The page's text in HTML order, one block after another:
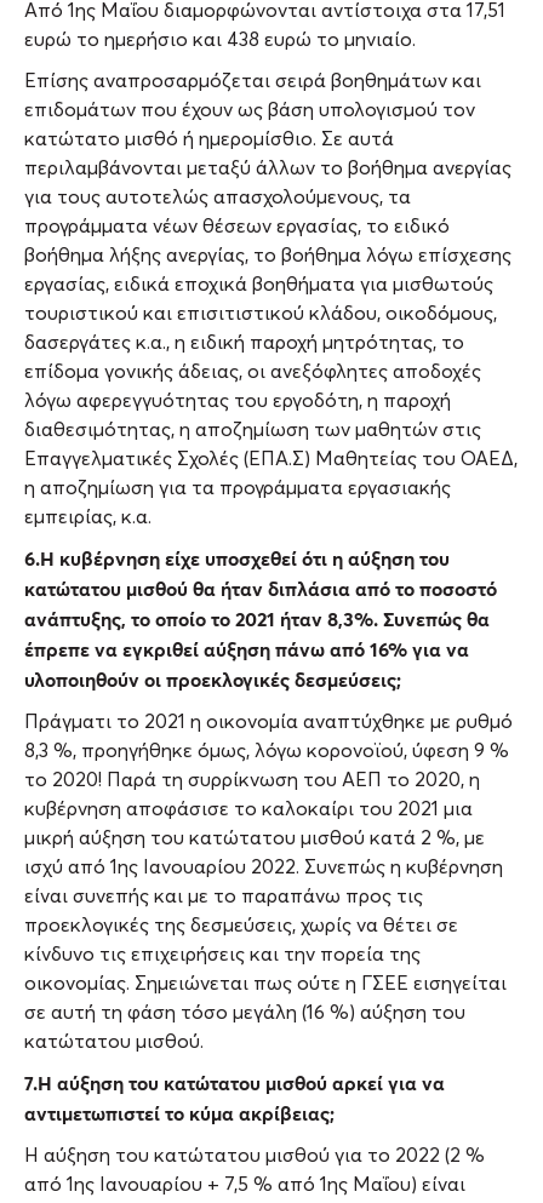
Από 1ης Μαΐου διαμορφώνονται αντίστοιχα στα 17,51
ευρώ το ημερήσιο και 438 ευρώ το μηνιαίο.
Επίσης αναπροσαρμόζεται σειρά βοηθημάτων και
επιδομάτων που έχουν ως βάση υπολογισμού τον
κατώτατο μισθό ή ημερομίσθιο. Σε αυτά
περιλαμβάνονται μεταξύ άλλων το βοήθημα ανεργίας
για τους αυτοτελώς απασχολούμενους, τα
προγράμματα νέων θέσεων εργασίας, το ειδικό
βοήθημα λήξης ανεργίας, το βοήθημα λόγω επίσχεσης
εργασίας, ειδικά εποχικά βοηθήματα για μισθωτούς
τουριστικού και επισιτιστικού κλάδου, οικοδόμους,
δασεργάτες κ.α., η ειδική παροχή μητρότητας, το
επίδομα γονικής άδειας, οι ανεξόφλητες αποδοχές
λόγω αφερεγγυότητας του εργοδότη, η παροχή
διαθεσιμότητας, η αποζημίωση των μαθητών στις
Επαγγελματικές Σχολές (ΕΠΑ.Σ) Μαθητείας του ΟΑΕΔ,
η αποζημίωση για τα προγράμματα εργασιακής
εμπειρίας, κ.α.
6.Η κυβέρνηση είχε υποσχεθεί ότι η αύξηση του
κατώτατου μισθού θα ήταν διπλάσια από το ποσοστό
ανάπτυξης, το οποίο το 2021 ήταν 8,3%. Συνεπώς θα
έπρεπε να εγκριθεί αύξηση πάνω από 16% για να
υλοποιηθούν οι προεκλογικές δεσμεύσεις;
Πράγματι το 2021 η οικονομία αναπτύχθηκε με ρυθμό
8,3 %, προηγήθηκε όμως, λόγω κορονοϊού, ύφεση 9 %
το 2020! Παρά τη συρρίκνωση του ΑΕΠ το 2020, η
κυβέρνηση αποφάσισε το καλοκαίρι του 2021 μια
μικρή αύξηση του κατώτατου μισθού κατά 2 %, με
ισχύ από 1ης Ιανουαρίου 2022. Συνεπώς η κυβέρνηση
είναι συνεπής και με το παραπάνω προς τις
προεκλογικές της δεσμεύσεις, χωρίς να θέτει σε
κίνδυνο τις επιχειρήσεις και την πορεία της
οικονομίας. Σημειώνεται πως ούτε η ΓΣΕΕ εισηγείται
σε αυτή τη φάση τόσο μεγάλη (16 %) αύξηση του
κατώτατου μισθού.
7.Η αύξηση του κατώτατου μισθού αρκεί για να
αντιμετωπιστεί το κύμα ακρίβειας;
Η αύξηση του κατώτατου μισθού για το 2022 (2 %
από 1ης Ιανουαρίου + 7,5 % από 1ης Μαΐου) είναι